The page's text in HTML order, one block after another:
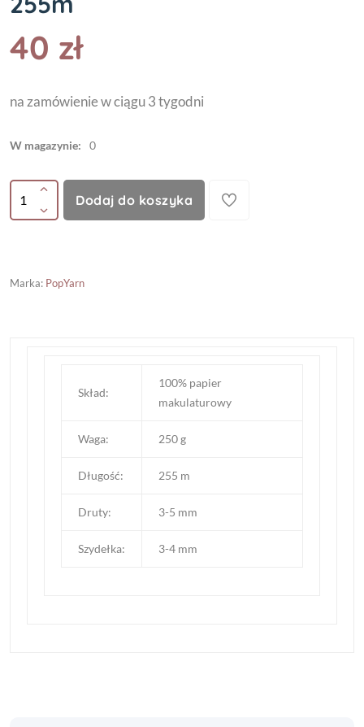
40 zł
na zamówienie w ciągu 3 tygodni
W magazynie: 0
Dodaj do koszyka
Marka: PopYarn
Skład:
100% papier
makulaturowy
Waga: 250 g
Długość: 255 m
Druty: 3-5 mm
Szydełka: 3-4 mm